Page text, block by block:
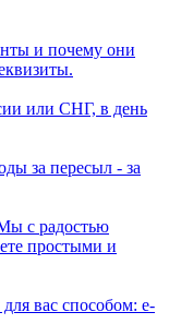
и почему они
или СНГ, в день
за пересыл - за
с радостью
простыми и
вас способом: e-